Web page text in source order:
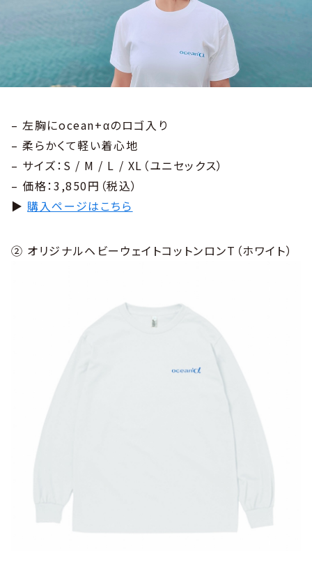
– 左胸にocean+αのロゴ入り
– 柔らかくて軽い着心地
– サイズ：S / M / L / XL（ユニセックス）
– 価格：3,850円（税込）
▶購入ページはこちら
② オリジナルヘビーウェイトコットンロンT（ホワイト）